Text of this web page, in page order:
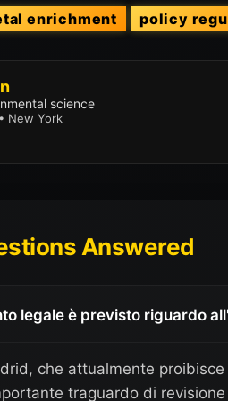
enrichment policy
science
New York
Answered
legale è previsto riguardo
che attualmente
traguardo di